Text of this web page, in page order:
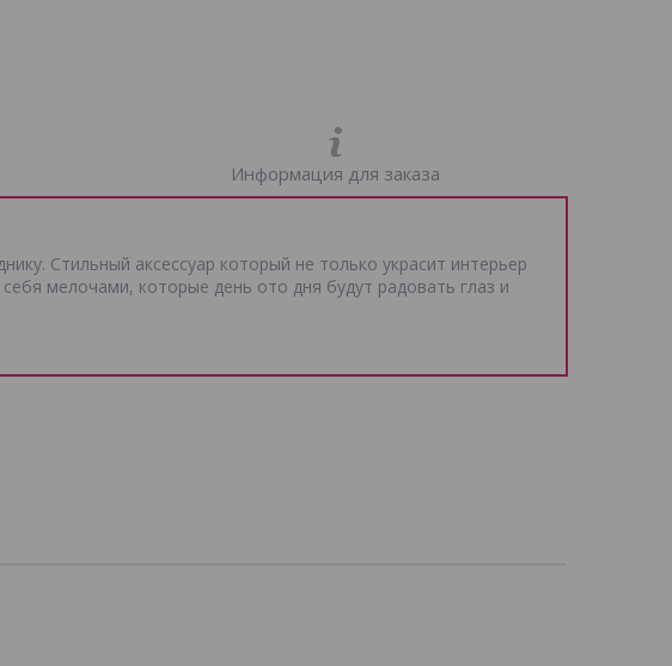
Информация для заказа
Стильный аксессуар который не только украсит интерьер
мелочами, которые день ото дня будут радовать глаз и